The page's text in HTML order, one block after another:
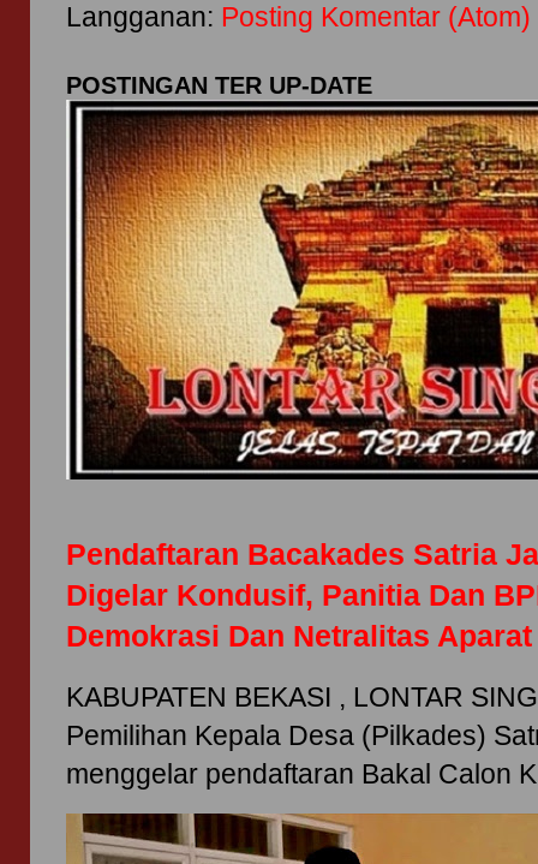
Langganan: Posting Komentar (Atom)
POSTINGAN TER UP-DATE
Pendaftaran Bacakades Satria
Digelar Kondusif, Panitia Dan
Demokrasi Dan Netralitas Aparat
KABUPATEN BEKASI , LONTAR
Pemilihan Kepala Desa (Pilkades)
menggelar pendaftaran Bakal Calon